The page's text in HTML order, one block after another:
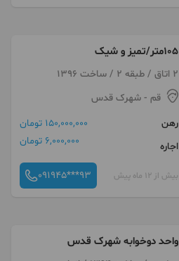
۱۰۵متر/تمیز و شیک
2 اتاق / طبقه 2 / ساخت 1396
قم - شهرک قدس
رهن
150,000,000 تومان
اجاره
6,000,000 تومان
بیش از 12 ماه پیش 091945***93
واحد دوخوابه شهرک قدس